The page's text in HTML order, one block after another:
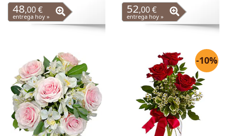
48,00 €
entrega hoy »
52,00 €
entrega hoy »
-10%